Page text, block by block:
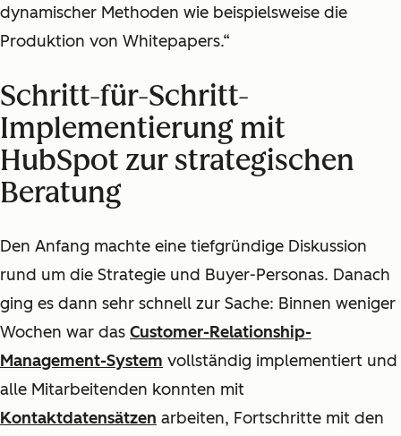
dynamischer Methoden wie beispielsweise die
Produktion von Whitepapers.“
Schritt-für-Schritt-
Implementierung mit
HubSpot zur strategischen
Beratung
Den Anfang machte eine tiefgründige Diskussion
rund um die Strategie und Buyer-Personas. Danach
ging es dann sehr schnell zur Sache: Binnen weniger
Wochen war das Customer-Relationship-
Management-System vollständig implementiert und
alle Mitarbeitenden konnten mit
Kontaktdatensätzen arbeiten, Fortschritte mit den